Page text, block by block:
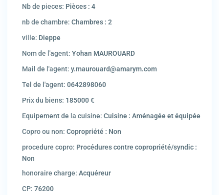
Nb de pieces: Pièces : 4
nb de chambre: Chambres : 2
ville: Dieppe
Nom de l'agent: Yohan MAUROUARD
Mail de l'agent: y.maurouard@amarym.com
Tel de l'agent: 0642898060
Prix du biens: 185000 €
Equipement de la cuisine: Cuisine : Aménagée et équipée
Copro ou non: Copropriété : Non
procedure copro: Procédures contre copropriété/syndic :
Non
honoraire charge: Acquéreur
CP: 76200